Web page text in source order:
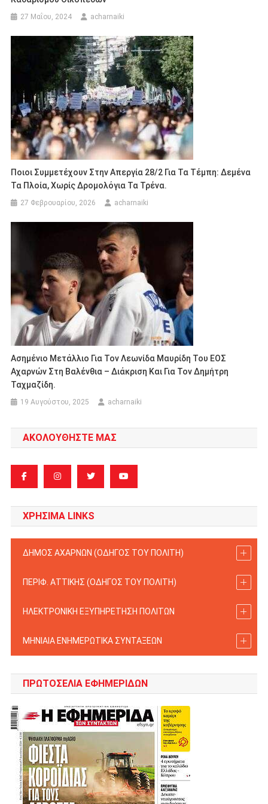
27 Μαΐου, 2024 acharnaiki
Ποιοι Συμμετέχουν Στην Απεργία 28/2 Για Τα Τέμπη: Δεμένα
Τα Πλοία, Χωρίς Δρομολόγια Τα Τρένα.
27 Φεβρουαρίου, 2026 acharnaiki
Ασημένιο Μετάλλιο Για Τον Λεωνίδα Μαυρίδη Του ΕΟΣ
Αχαρνών Στη Βαλένθια – Διάκριση Και Για Τον Δημήτρη
Ταχμαζίδη.
19 Αυγούστου, 2025 acharnaiki
ΑΚΟΛΟΥΘΗΣΤΕ ΜΑΣ
ΧΡΗΣΙΜΑ LINKS
ΔΗΜΟΣ ΑΧΑΡΝΩΝ (ΟΔΗΓΟΣ TOY ΠΟΛΙΤΗ)
ΠΕΡΙΦ. ΑΤΤΙΚΗΣ (ΟΔΗΓΟΣ TOY ΠΟΛΙΤΗ)
ΗΛΕΚΤΡΟΝΙΚΗ ΕΞΥΠΗΡΕΤΗΣΗ ΠΟΛΙΤΩΝ
ΜΗΝΙΑΙΑ ΕΝΗΜΕΡΩΤΙΚΑ ΣΥΝΤΑΞΕΩΝ
ΠΡΩΤΟΣΈΛΙΑ ΕΦΗΜΕΡΊΔΩΝ